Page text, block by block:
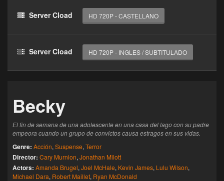
Clic 1 - Abrir primer enlace
El acceso expira en 1 hora
Server Cload HD 720P - CASTELLANO
Server Cload HD 720P - INGLES / SUBTITULADO
Becky
El fin de semana de una adolescente en una casa del lago con su padre
empeora cuando un grupo de convictos causa estragos en sus vidas.
Genre: Acción, Suspense, Terror
Director: Cary Murnion, Jonathan Milott
Actors: Amanda Brugel, Joel McHale, Kevin James, Lulu Wilson,
Michael Dara, Robert Maillet, Ryan McDonald